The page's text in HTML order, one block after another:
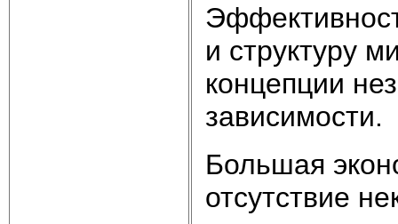
и структуру
концепции
зависимости.
Большая
отсутствие